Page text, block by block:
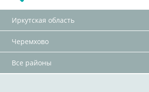
Иркутская область
Черемхово
Все районы